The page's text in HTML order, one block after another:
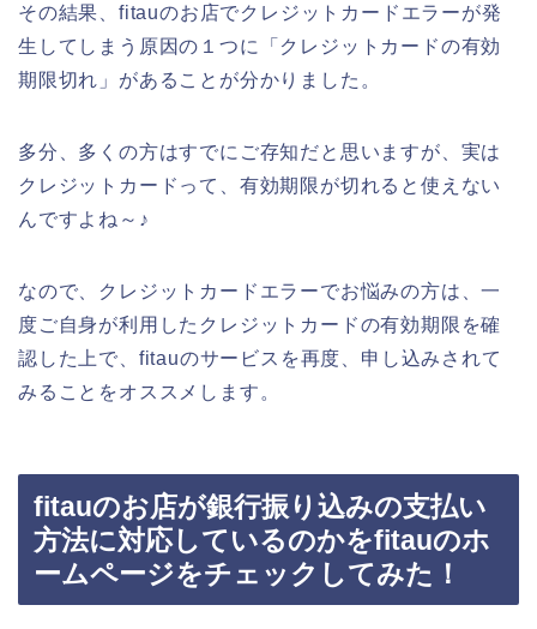
その結果、fitauのお店でクレジットカードエラーが発
生してしまう原因の１つに「クレジットカードの有効
期限切れ」があることが分かりました。
多分、多くの方はすでにご存知だと思いますが、実は
クレジットカードって、有効期限が切れると使えない
んですよね～♪
なので、クレジットカードエラーでお悩みの方は、一
度ご自身が利用したクレジットカードの有効期限を確
認した上で、fitauのサービスを再度、申し込みされて
みることをオススメします。
fitauのお店が銀行振り込みの支払い
方法に対応しているのかをfitauのホ
ームページをチェックしてみた！